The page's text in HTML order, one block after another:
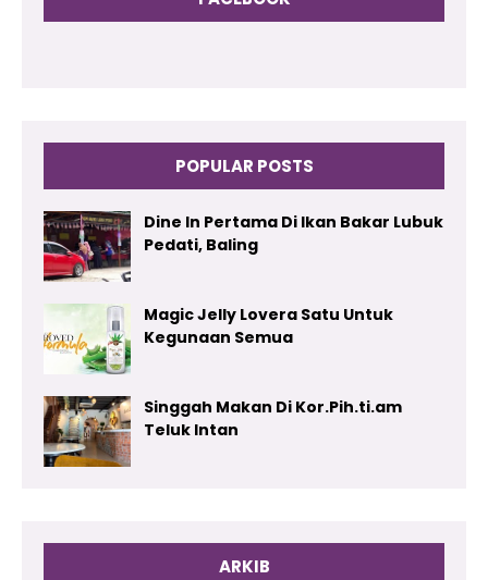
POPULAR POSTS
Dine In Pertama Di Ikan Bakar Lubuk
Pedati, Baling
Magic Jelly Lovera Satu Untuk
Kegunaan Semua
Singgah Makan Di Kor.Pih.ti.am
Teluk Intan
ARKIB